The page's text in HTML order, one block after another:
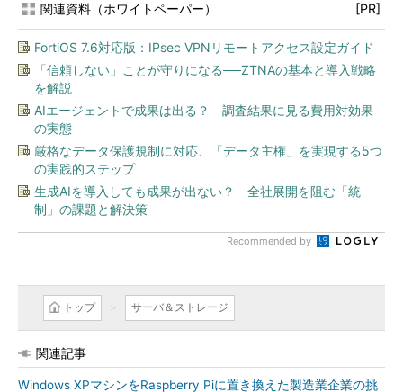
関連資料（ホワイトペーパー） [PR]
FortiOS 7.6対応版：IPsec VPNリモートアクセス設定ガイド
「信頼しない」ことが守りになる──ZTNAの基本と導入戦略
を解説
AIエージェントで成果は出る？ 調査結果に見る費用対効果
の実態
厳格なデータ保護規制に対応、「データ主権」を実現する5つ
の実践的ステップ
生成AIを導入しても成果が出ない？ 全社展開を阻む「統
制」の課題と解決策
Recommended by
トップ サーバ＆ストレージ
関連記事
Windows XPマシンをRaspberry Piに置き換えた製造業企業の挑